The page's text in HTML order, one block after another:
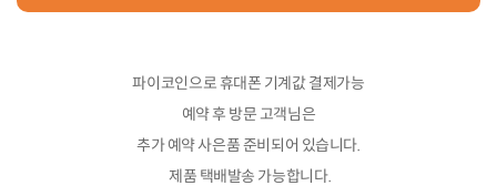
파이코인으로 휴대폰 기계값 결제가능
예약 후 방문 고객님은
추가 예약 사은품 준비되어 있습니다.
제품 택배발송 가능합니다.